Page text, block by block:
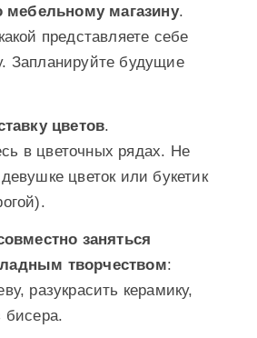
мебельному магазину.
представляете себе
Запланируйте будущие
цветов.
в цветочных рядах. Не
цветок или букетик
заняться
творчеством:
разукрасить керамику,
бисера.